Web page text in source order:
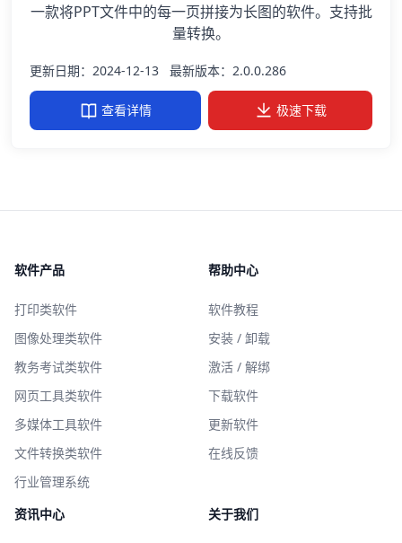
一款将PPT文件中的每一页拼接为长图的软件。支持批
量转换。
更新日期：2024-12-13 最新版本：2.0.0.286
查看详情 极速下载
软件产品
打印类软件
图像处理类软件
教务考试类软件
网页工具类软件
多媒体工具软件
文件转换类软件
行业管理系统
帮助中心
软件教程
安装 / 卸载
激活 / 解绑
下载软件
更新软件
在线反馈
资讯中心 关于我们